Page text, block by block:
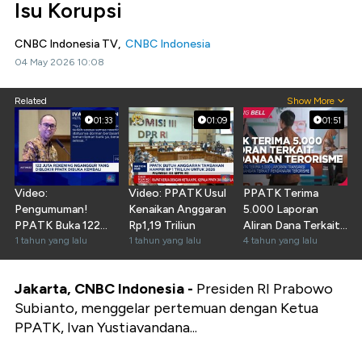
Isu Korupsi
CNBC Indonesia TV, CNBC Indonesia
04 May 2026 10:08
Related Show More
01:33
Video:
Pengumuman!
PPATK Buka 122
Juta Rekening
Dormant
1 tahun yang lalu
01:09
Video: PPATK Usul
Kenaikan Anggaran
Rp1,19 Triliun
1 tahun yang lalu
01:51
PPATK Terima
5.000 Laporan
Aliran Dana Terkait
Terorisme
4 tahun yang lalu
Jakarta, CNBC Indonesia - Presiden RI Prabowo
Subianto, menggelar pertemuan dengan Ketua
PPATK, Ivan Yustiavandana...